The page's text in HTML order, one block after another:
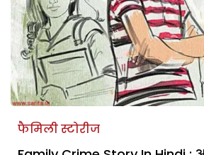
फैमिली स्टोरीज